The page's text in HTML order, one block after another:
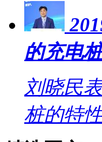
的充电
刘晓民
桩的特